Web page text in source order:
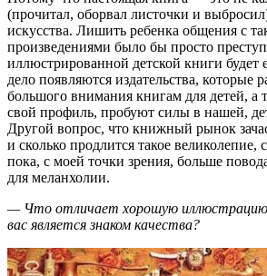
(прочитал, оборвал листочки и
искусства. Лишить ребенка общения с
произведениями было бы просто
иллюстрированной детской книги будет
дело появляются издательства, которые
большого внимания книгам для детей, а
свой профиль, пробуют силы в нашей,
Другой вопрос, что книжный рынок
и сколько продлится такое великолепие,
пока, с моей точки зрения, больше
для меланхолии.
— Что отличает хорошую
вас является знаком качества?